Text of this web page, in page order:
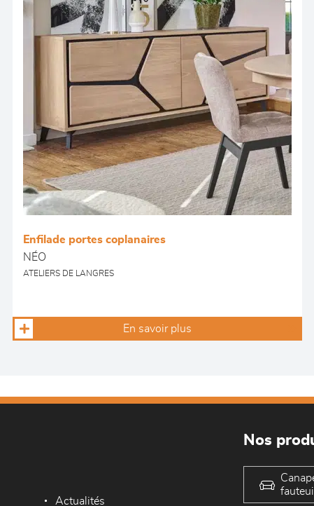
Enfilade portes coplanaires
NÉO
ATELIERS DE LANGRES
En savoir plus
Actualités
Nos